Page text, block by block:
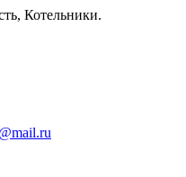
Котельники.